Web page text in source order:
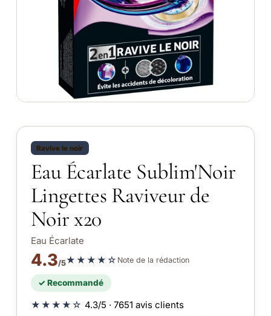
Ravive le noir
Eau Écarlate Sublim'Noir
Lingettes Raviveur de
Noir x20
Eau Écarlate
4.3/5★★★★☆ Note de la rédaction
✓ Recommandé
★★★★☆ 4.3/5 · 7651 avis clients